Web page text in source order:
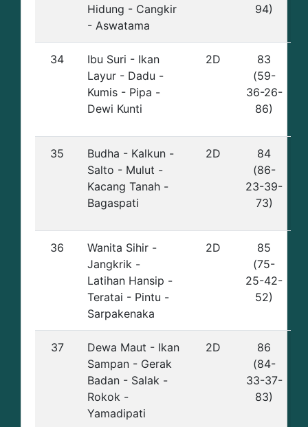
Hidung - Cangkir
- Aswatama
94)
34
Ibu Suri - Ikan
Layur - Dadu -
Kumis - Pipa -
Dewi Kunti
2D
83
(59-
36-26-
86)
35
Budha - Kalkun -
Salto - Mulut -
Kacang Tanah -
Bagaspati
2D
84
(86-
23-39-
73)
36
Wanita Sihir -
Jangkrik -
Latihan Hansip -
Teratai - Pintu -
Sarpakenaka
2D
85
(75-
25-42-
52)
37
Dewa Maut - Ikan
Sampan - Gerak
Badan - Salak -
Rokok -
Yamadipati
2D
86
(84-
33-37-
83)